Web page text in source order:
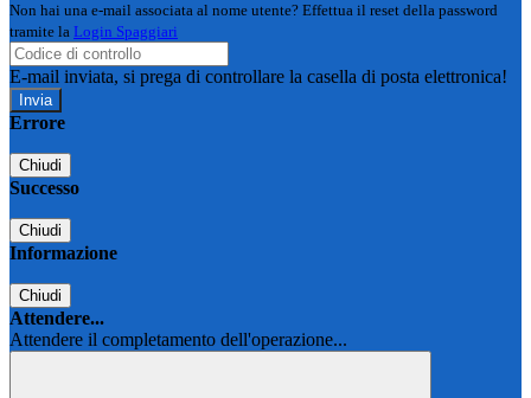
Non hai una e-mail associata al nome utente? Effettua il reset della password
tramite la Login Spaggiari
E-mail inviata, si prega di controllare la casella di posta elettronica!
Errore
Chiudi
Successo
Chiudi
Informazione
Chiudi
Attendere...
Attendere il completamento dell'operazione...